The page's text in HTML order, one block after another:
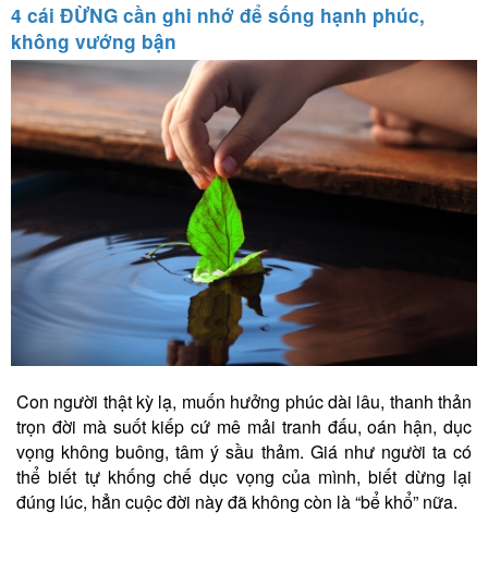
4 cái ĐỪNG cần ghi nhớ để sống hạnh phúc,
không vướng bận
Con người thật kỳ lạ, muốn hưởng phúc dài lâu, thanh thản
trọn đời mà suốt kiếp cứ mê mải tranh đấu, oán hận, dục
vọng không buông, tâm ý sầu thảm. Giá như người ta có
thể biết tự khống chế dục vọng của mình, biết dừng lại
đúng lúc, hẳn cuộc đời này đã không còn là “bể khổ” nữa.